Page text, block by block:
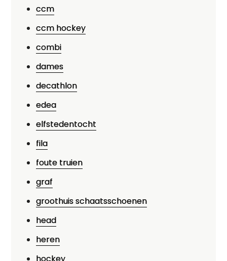
ccm
ccm hockey
combi
dames
decathlon
edea
elfstedentocht
fila
foute truien
graf
groothuis schaatsschoenen
head
heren